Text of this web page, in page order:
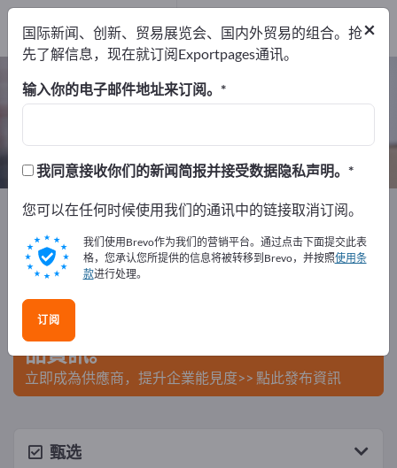
木托盘 – 查找制造商和供应商
2 2
出口商2
制造商2
Exportpages 运输与包装 托盘 木托盘
在Exportpages免費刊登廣告！
在Exportpages上發布您的公司與產
品資訊。
立即成為供應商，提升企業能見度>> 點此發布資訊
甄选
×
国际新闻、创新、贸易展览会、国内外贸易的组合。抢
先了解信息，现在就订阅Exportpages通讯。
输入你的电子邮件地址来订阅。
我同意接收你们的新闻简报并接受数据隐私声明。
您可以在任何时候使用我们的通讯中的链接取消订阅。
我们使用Brevo作为我们的营销平台。通过点击下面提交此表
格，您承认您所提供的信息将被转移到Brevo，并按照使用条
款进行处理。
订阅